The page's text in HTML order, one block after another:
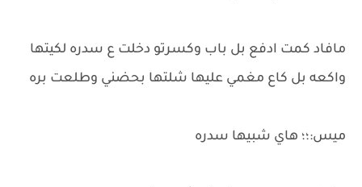
مافاد كمت ادفع بل باب وكسرتو دخلت ع سدره لكيتها
واكعه بل كاع مغمي عليها شلتها بحضني وطلعت بره
ميس:؛؛ هاي شبيها سدره